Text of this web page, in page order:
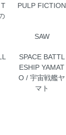
T
PULP FICTION
SAW
SPACE BATTL
ESHIP YAMAT
O / 宇宙戦艦ヤ
マト